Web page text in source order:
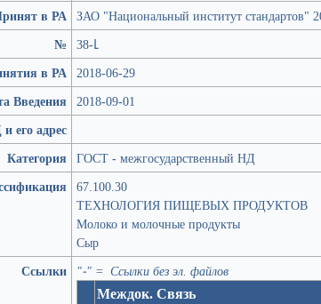
в РА ЗАО "Национальный институт стандартов"
№
38-Լ
в РА 2018-06-29
Введения
2018-09-01
его адрес
Категория
ГОСТ - межгосударственный НД
67.100.30
ТЕХНОЛОГИЯ ПИЩЕВЫХ ПРОДУКТОВ
Молоко и молочные продукты
Сыр
Ссылки
"-" = Ссылки без эл. файлов
Междок. Связь